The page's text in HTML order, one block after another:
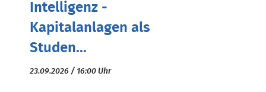
Intelligenz -
Kapitalanlagen als
Studen...
23.09.2026 / 16:00 Uhr